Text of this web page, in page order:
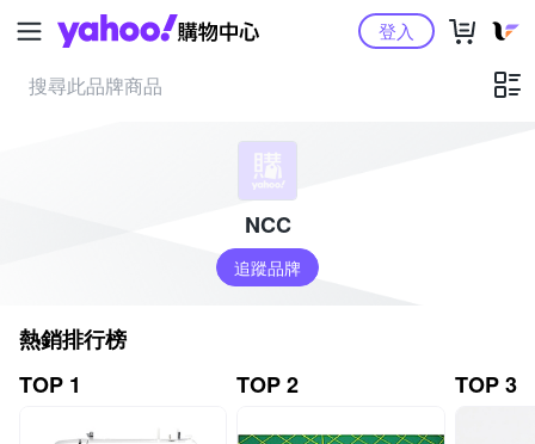
Yahoo購物中心登入
NCC
追蹤品牌
熱銷排行榜
TOP 1
TOP 2 TOP 3